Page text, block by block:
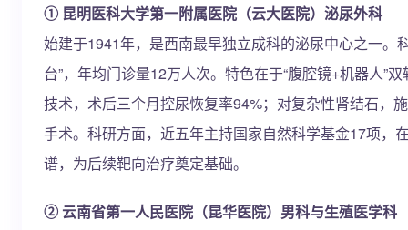
① 昆明医科大学第一附属医院（云大医院）泌尿外科
始建于1941年，是西南最早独立成科的泌尿中心之一。
台”，年均门诊量12万人次。特色在于“腹腔镜+机器人”
技术，术后三个月控尿恢复率94%；对复杂性肾结石，
手术。科研方面，近五年主持国家自然科学基金17项，
谱，为后续靶向治疗奠定基础。
② 云南省第一人民医院（昆华医院）男科与生殖医学科